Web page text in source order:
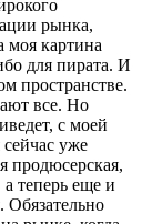
рынка,
моя картина
для пирата. И
пространстве.
все. Но
с моей
уже
а теперь еще и
Обязательно